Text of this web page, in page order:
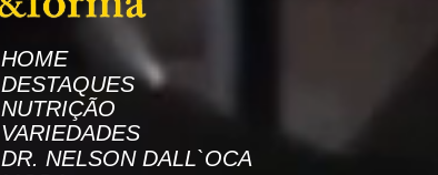
HOME
DESTAQUES
NUTRIÇÃO
VARIEDADES
DR. NELSON DALL`OCA